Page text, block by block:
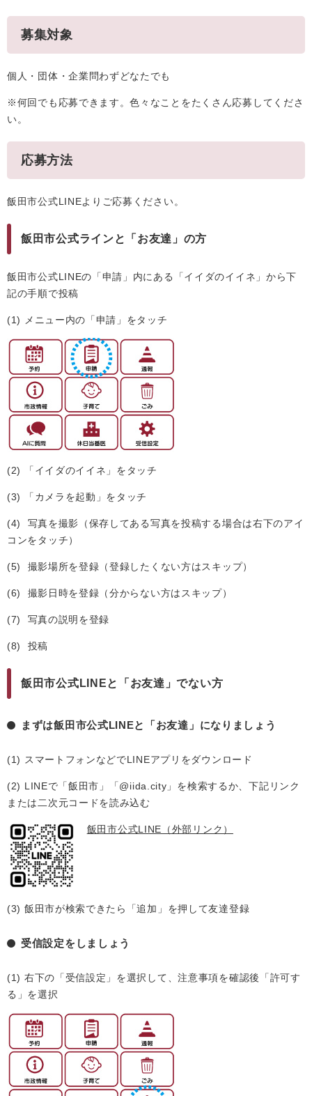
募集対象
個人・団体・企業問わずどなたでも
※何回でも応募できます。色々なことをたくさん応募してくださ
い。
応募方法
飯田市公式LINEよりご応募ください。
飯田市公式ラインと「お友達」の方
飯田市公式LINEの「申請」内にある「イイダのイイネ」から下
記の手順で投稿
(1) メニュー内の「申請」をタッチ
(2) 「イイダのイイネ」をタッチ
(3) 「カメラを起動」をタッチ
(4) 写真を撮影（保存してある写真を投稿する場合は右下のアイ
コンをタッチ）
(5) 撮影場所を登録（登録したくない方はスキップ）
(6) 撮影日時を登録（分からない方はスキップ）
(7) 写真の説明を登録
(8) 投稿
飯田市公式LINEと「お友達」でない方
まずは飯田市公式LINEと「お友達」になりましょう
(1) スマートフォンなどでLINEアプリをダウンロード
(2) LINEで「飯田市」「@iida.city」を検索するか、下記リンク
または二次元コードを読み込む
飯田市公式LINE （外部リンク）
(3) 飯田市が検索できたら「追加」を押して友達登録
受信設定をしましょう
(1) 右下の「受信設定」を選択して、注意事項を確認後「許可す
る」を選択